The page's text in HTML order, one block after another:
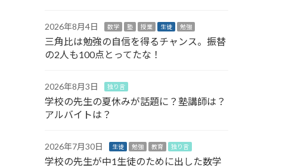
2026年8月4日 数学 塾 授業 生徒 勉強
三角比は勉強の自信を得るチャンス。振替
の2人も100点とってたな！
2026年8月3日 独り言
学校の先生の夏休みが話題に？塾講師は？
アルバイトは？
2026年7月30日 生徒 勉強 教育 独り言
学校の先生が中1生徒のために出した数学